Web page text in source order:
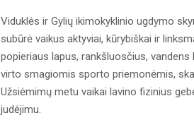
Viduklės ir Gylių ikimokyklinio ugdymo
subūrė vaikus aktyviai, kūrybiškai ir
popieriaus lapus, rankšluosčius,
virto smagiomis sporto priemonėmis,
Užsiėmimų metu vaikai lavino fizinius
judėjimu.